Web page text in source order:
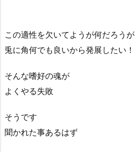
この適性を欠いてようが何だろうが
兎に角何でも良いから発展したい！
そんな嗜好の魂が
よくやる失敗
そうです
聞かれた事あるはず